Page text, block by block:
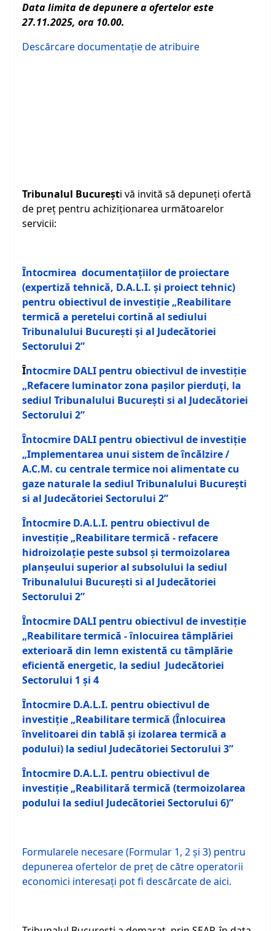
Data limita de depunere a ofertelor este
27.11.2025, ora 10.00.
Descărcare documentaţie de atribuire
Tribunalul București vă invită să depuneţi ofertă
de preț pentru achiziționarea următoarelor
servicii:
Întocmirea documentaţiilor de proiectare
(expertiză tehnică, D.A.L.I. şi proiect tehnic)
pentru obiectivul de investiţie „Reabilitare
termică a peretelui cortină al sediului
Tribunalului București şi al Judecătoriei
Sectorului 2”
Întocmire DALI pentru obiectivul de investiţie
„Refacere luminator zona paşilor pierduţi, la
sediul Tribunalului București si al Judecătoriei
Sectorului 2”
Întocmire DALI pentru obiectivul de investiţie
„Implementarea unui sistem de încălzire /
A.C.M. cu centrale termice noi alimentate cu
gaze naturale la sediul Tribunalului București
si al Judecătoriei Sectorului 2”
Întocmire D.A.L.I. pentru obiectivul de
investiţie „Reabilitare termică - refacere
hidroizolaţie peste subsol şi termoizolarea
planşeului superior al subsolului la sediul
Tribunalului București si al Judecătoriei
Sectorului 2”
Întocmire DALI pentru obiectivul de investiţie
„Reabilitare termică - înlocuirea tâmplăriei
exterioară din lemn existentă cu tâmplărie
eficientă energetic, la sediul Judecătoriei
Sectorului 1 şi 4
Întocmire D.A.L.I. pentru obiectivul de
investiţie „Reabilitare termică (Înlocuirea
învelitoarei din tablă şi izolarea termică a
podului) la sediul Judecătoriei Sectorului 3”
Întocmire D.A.L.I. pentru obiectivul de
investiţie „Reabilitară termică (termoizolarea
podului la sediul Judecătoriei Sectorului 6)”
Formularele necesare (Formular 1, 2 şi 3) pentru
depunerea ofertelor de preţ de către operatorii
economici interesaţi pot fi descărcate de aici.